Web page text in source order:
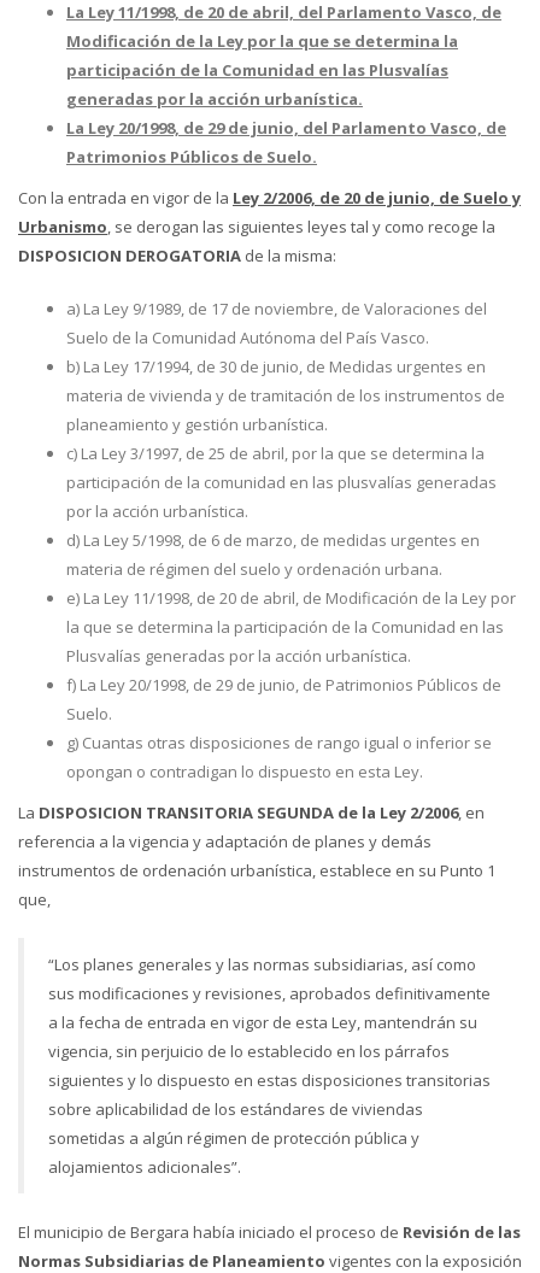
La Ley 11/1998, de 20 de abril, del Parlamento Vasco, de
Modificación de la Ley por la que se determina la
participación de la Comunidad en las Plusvalías
generadas por la acción urbanística.
La Ley 20/1998, de 29 de junio, del Parlamento Vasco, de
Patrimonios Públicos de Suelo.
Con la entrada en vigor de la Ley 2/2006, de 20 de junio, de Suelo y
Urbanismo, se derogan las siguientes leyes tal y como recoge la
DISPOSICION DEROGATORIA de la misma:
a) La Ley 9/1989, de 17 de noviembre, de Valoraciones del
Suelo de la Comunidad Autónoma del País Vasco.
b) La Ley 17/1994, de 30 de junio, de Medidas urgentes en
materia de vivienda y de tramitación de los instrumentos de
planeamiento y gestión urbanística.
c) La Ley 3/1997, de 25 de abril, por la que se determina la
participación de la comunidad en las plusvalías generadas
por la acción urbanística.
d) La Ley 5/1998, de 6 de marzo, de medidas urgentes en
materia de régimen del suelo y ordenación urbana.
e) La Ley 11/1998, de 20 de abril, de Modificación de la Ley por
la que se determina la participación de la Comunidad en las
Plusvalías generadas por la acción urbanística.
f) La Ley 20/1998, de 29 de junio, de Patrimonios Públicos de
Suelo.
g) Cuantas otras disposiciones de rango igual o inferior se
opongan o contradigan lo dispuesto en esta Ley.
La DISPOSICION TRANSITORIA SEGUNDA de la Ley 2/2006, en
referencia a la vigencia y adaptación de planes y demás
instrumentos de ordenación urbanística, establece en su Punto 1
que,
“Los planes generales y las normas subsidiarias, así como
sus modificaciones y revisiones, aprobados definitivamente
a la fecha de entrada en vigor de esta Ley, mantendrán su
vigencia, sin perjuicio de lo establecido en los párrafos
siguientes y lo dispuesto en estas disposiciones transitorias
sobre aplicabilidad de los estándares de viviendas
sometidas a algún régimen de protección pública y
alojamientos adicionales”.
El municipio de Bergara había iniciado el proceso de Revisión de las
Normas Subsidiarias de Planeamiento vigentes con la exposición